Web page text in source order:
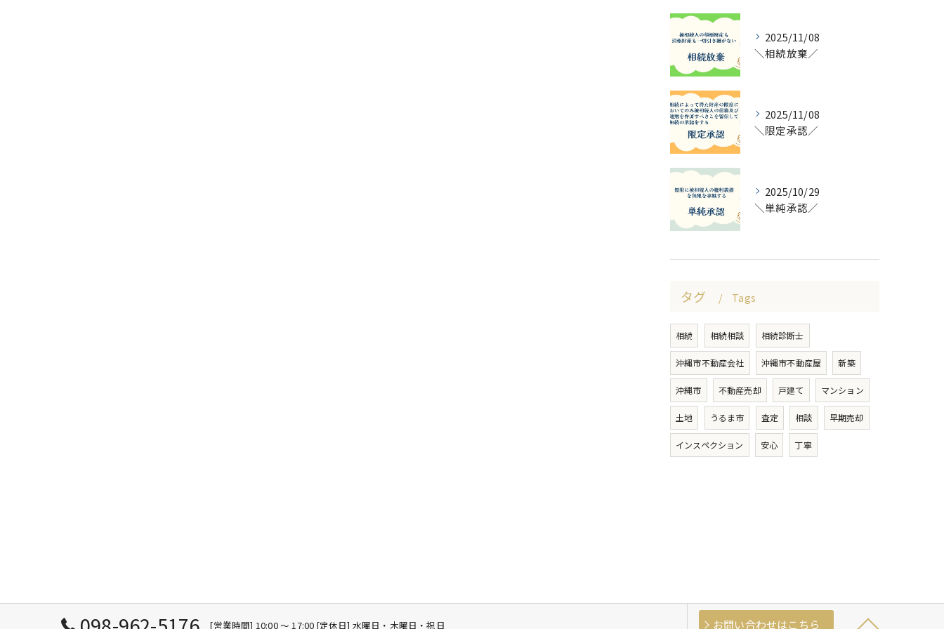
2025/11/08
＼相続放棄／
2025/11/08
＼限定承認／
2025/10/29
＼単純承認／
タグ Tags
相続 相続相談 相続診断士
沖縄市不動産会社 沖縄市不動産屋 新築
沖縄市 不動産売却 戸建て マンション
土地 うるま市 査定 相談 早期売却
インスペクション 安心 丁寧
[営業時間] 10:00 ～ 17:00 [定休日] 水曜日・木曜日・祝日 お問い合わせはこちら